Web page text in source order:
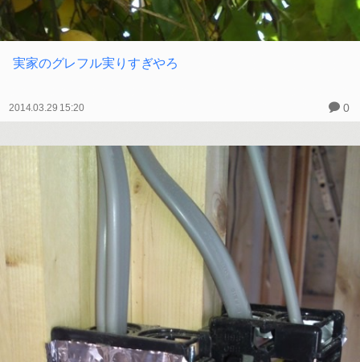
実家のグレフル実りすぎやろ
2014.03.29 15:20 0